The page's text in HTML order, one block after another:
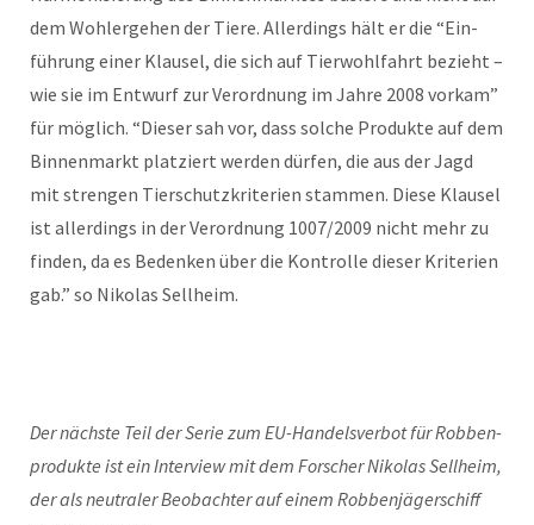
dem Woh­lerge­hen der Tiere. Allerd­ings hält er die “Ein­
führung ein­er Klausel, die sich auf Tier­wohlfahrt bezieht –
wie sie im Entwurf zur Verord­nung im Jahre 2008 vorkam”
für möglich. “Dieser sah vor, dass solche Pro­duk­te auf dem
Bin­nen­markt platziert wer­den dür­fen, die aus der Jagd
mit stren­gen Tier­schutzkri­te­rien stam­men. Diese Klausel
ist allerd­ings in der Verord­nung 1007/2009 nicht mehr zu
find­en, da es Bedenken über die Kon­trolle dieser Kri­te­rien
gab.” so Niko­las Sellheim.
Der näch­ste Teil der Serie zum EU-Han­delsver­bot für Robben­
pro­duk­te ist ein Inter­view mit dem Forsch­er Niko­las Sell­heim,
der als neu­traler Beobachter auf einem Robben­jäger­schiff